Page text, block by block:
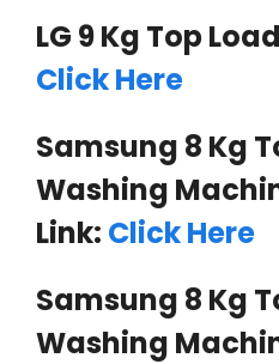
LG 9 Kg Top
Click Here
Samsung 8 Kg
Washing
Link: Click Here
Samsung 8 Kg
Washing